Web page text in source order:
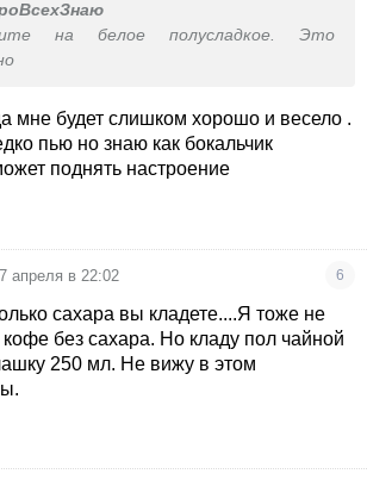
на белое полусладкое. Это
мне будет слишком хорошо и весело .
пью но знаю как бокальчик
поднять настроение
апреля в 22:02 6
сахара вы кладете....Я тоже не
кофе без сахара. Но кладу пол чайной
250 мл. Не вижу в этом